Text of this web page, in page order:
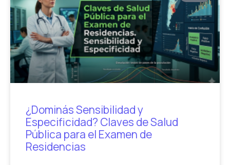
¿Dominás Sensibilidad y
Especificidad? Claves de Salud
Pública para el Examen de
Residencias